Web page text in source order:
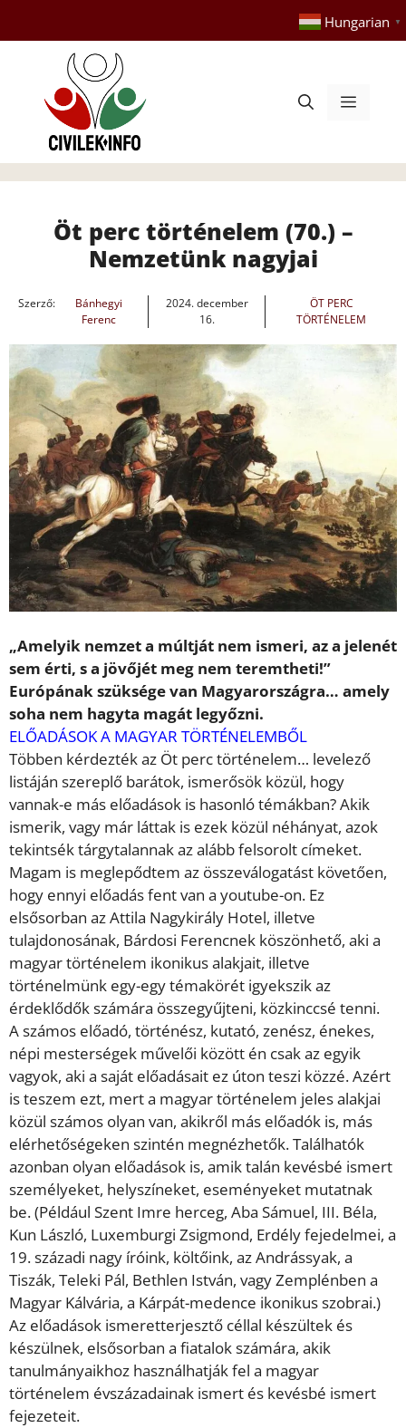
tartalomba
Hungarian ▼
Menü
Öt perc történelem (70.) –
Nemzetünk nagyjai
Szerző:
Bánhegyi
Ferenc
2024. december
16.
ÖT PERC
TÖRTÉNELEM
„Amelyik nemzet a múltját nem ismeri, az a jelenét
sem érti, s a jövőjét meg nem teremtheti!”
Európának szüksége van Magyarországra… amely
soha nem hagyta magát legyőzni.
ELŐADÁSOK A MAGYAR TÖRTÉNELEMBŐL
Többen kérdezték az Öt perc történelem… levelező
listáján szereplő barátok, ismerősök közül, hogy
vannak-e más előadások is hasonló témákban? Akik
ismerik, vagy már láttak is ezek közül néhányat, azok
tekintsék tárgytalannak azalább felsorolt címeket.
Magam is meglepődtem az összeválogatást követően,
hogy ennyi előadás fent van a youtube-on. Ez
elsősorban azAttila Nagykirály Hotel, illetve
tulajdonosának, Bárdosi Ferencnek köszönhető, aki a
magyartörténelem ikonikus alakjait, illetve
történelmünk egy-egy témakörét igyekszik az
érdeklődők számára összegyűjteni, közkinccsé tenni.
A számos előadó, történész, kutató, zenész, énekes,
népi mesterségek művelői között én csak az egyik
vagyok, aki a saját előadásait ez úton teszi közzé. Azért
is teszem ezt, mert a magyar történelem jeles alakjai
közül számos olyan van, akikről más előadók is, más
elérhetőségeken szintén megnézhetők. Találhatók
azonban olyan előadások is, amiktalán kevésbé ismert
személyeket, helyszíneket, eseményeket mutatnak
be. (Például Szent Imre herceg, Aba Sámuel, III. Béla,
Kun László, Luxemburgi Zsigmond, Erdély fejedelmei, a
19. századi nagy íróink, költőink, azAndrássyak, a
Tiszák, Teleki Pál, Bethlen István, vagyZemplénben a
Magyar Kálvária, a Kárpát-medence ikonikus szobrai.)
Az előadások ismeretterjesztő céllal készültek és
készülnek, elsősorban a fiatalokszámára, akik
tanulmányaikhoz használhatjákfel a magyar
történelem évszázadainak ismert és kevésbé ismert
fejezeteit.